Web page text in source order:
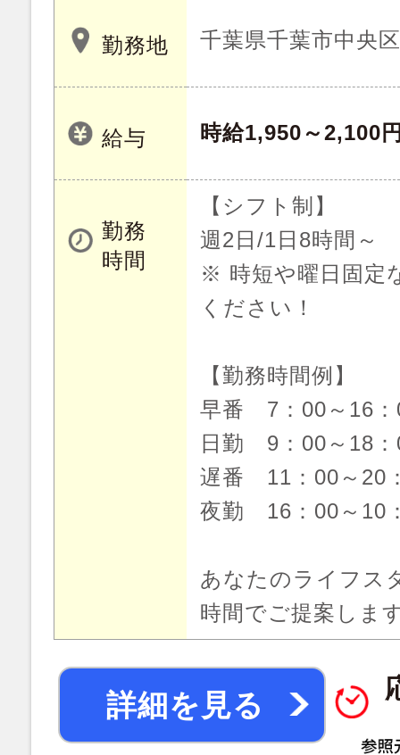
勤務地 千葉県千葉市中央
給与 時給1,950～2,100
勤務
時間
【シフト制】
週2日/1日8時間～
※ 時短や曜日固定
ください！
【勤務時間例】
早番 7：00～16：
日勤 9：00～18：
遅番 11：00～20
夜勤 16：00～10
あなたのライフス
時間でご提案しま
詳細を見る